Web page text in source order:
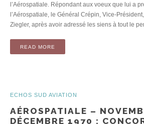
l’Aérospatiale. Répondant aux voeux que lui a
l’Aérospatiale, le Général Crépin, Vice-
Ziegler, après avoir adressé les siens à tout le
READ MORE
ECHOS SUD AVIATION
AÉROSPATIALE –
DÉCEMBRE 1970 :